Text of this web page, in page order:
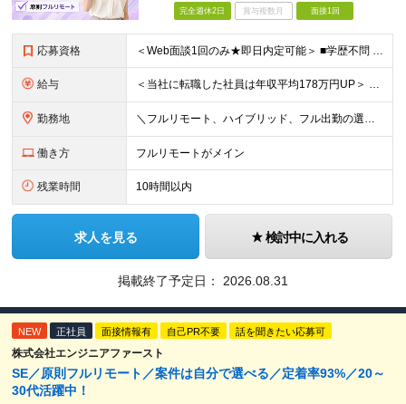
完全週休2日 賞与複数月 面接1回
応募資格 ＜Web面談1回のみ★即日内定可能＞ ■学歴不問 ■エンジニアとしての実務経験1年以上 （開発・インフラ・技術・工程など不問）
給与 ＜当社に転職した社員は年収平均178万円UP＞ 月給45万円～120万円＋賞与＋各手当 ※経験・能力などを考慮の上、決定します ※案件の契約内容（月単金など）や昇給、賞与額はすべてシステム上で開示し
勤務地 ＼フルリモート、ハイブリッド、フル出勤の選択可＆帰社日なし／ 【下記エリアを中心とするクライアント先または自宅にて勤務】 ■首都圏：東京・埼玉・千葉・神奈川 ■関西：大阪・兵庫・京都・滋賀・奈良・和
働き方 フルリモートがメイン
残業時間 10時間以内
求人を見る 検討中に入れる
掲載終了予定日： 2026.08.31
NEW 正社員 面接情報有 自己PR不要 話を聞きたい応募可
株式会社エンジニアファースト
SE／原則フルリモート／案件は自分で選べる／定着率93%／20～
30代活躍中！